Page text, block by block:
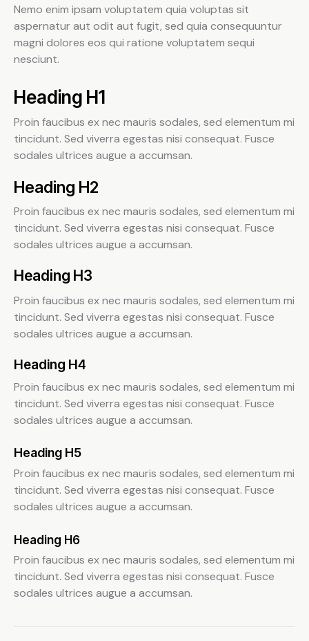
Nemo enim ipsam voluptatem quia voluptas sit
aspernatur aut odit aut fugit, sed quia consequuntur
magni dolores eos qui ratione voluptatem sequi
nesciunt.
Heading H1
Proin faucibus ex nec mauris sodales, sed elementum mi
tincidunt. Sed viverra egestas nisi consequat. Fusce
sodales ultrices augue a accumsan.
Heading H2
Proin faucibus ex nec mauris sodales, sed elementum mi
tincidunt. Sed viverra egestas nisi consequat. Fusce
sodales ultrices augue a accumsan.
Heading H3
Proin faucibus ex nec mauris sodales, sed elementum mi
tincidunt. Sed viverra egestas nisi consequat. Fusce
sodales ultrices augue a accumsan.
Heading H4
Proin faucibus ex nec mauris sodales, sed elementum mi
tincidunt. Sed viverra egestas nisi consequat. Fusce
sodales ultrices augue a accumsan.
Heading H5
Proin faucibus ex nec mauris sodales, sed elementum mi
tincidunt. Sed viverra egestas nisi consequat. Fusce
sodales ultrices augue a accumsan.
Heading H6
Proin faucibus ex nec mauris sodales, sed elementum mi
tincidunt. Sed viverra egestas nisi consequat. Fusce
sodales ultrices augue a accumsan.